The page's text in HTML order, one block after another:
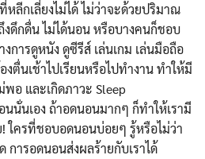
หลีกเลี่ยงไม่ได้ ไม่ว่าจะด้วยปริมาณ
ดึกดื่น ไม่ได้นอน หรือบางคนก็ชอบ
การดูหนัง ดูซีรีส์ เล่นเกม เล่นมือถือ
งตื่นเช้าไปเรียนหรือไปทำงาน ทำให้มี
อ และเกิดภาวะ Sleep
นั่นเอง ถ้าอดนอนมากๆ ก็ทำให้เรามี
ใครที่ชอบอดนอนบ่อยๆ รู้หรือไม่ว่า
ารอดนอนส่งผลร้ายกับเราได้